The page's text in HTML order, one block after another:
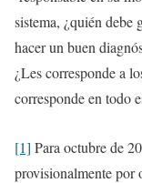
sistema, ¿quién debe
hacer un buen
¿Les corresponde a
corresponde en todo
[1] Para octubre de
provisionalmente